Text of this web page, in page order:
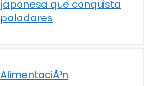
japonesa que conquista
paladares
AlimentaciÃ³n